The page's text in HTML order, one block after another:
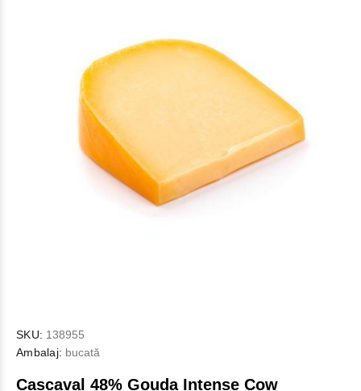
SKU: 138955
Ambalaj: bucată
Cascaval 48% Gouda Intense Cow